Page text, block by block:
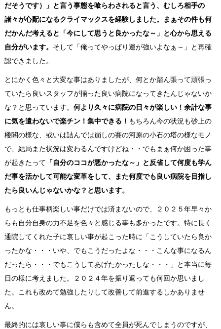
だそうです）」と言う事態を喰らわされると言う、むしろ相手の
諸々が心配になるクライマックスを経験しました。まぁその件も何
だかんだ考えると「今にして思うと良かったな～」と心から思える
自分がいます。 そして「俺ってやっぱり運が強いよなぁ～」と再確
認できました。
とにかく色々と大変な事はありましたが、何とか踏ん張って頑張っ
ていたら良いスタッフが揃った良い病院になってきたんじゃないか
な？と思っています。 何より久々に病院の日々が楽しい！余計な事
に気を遣わないで楽チン！集中できる！ もちろん今の状況も砂上の
楼閣の様な、或いは詰んでは崩しの賽の河原の小石の塔の様なモノ
で、結局また状況は変わるんですけどね・・でもまぁ何か困った事
が起きたって 「自分のココが悪かったな～」と反省して何度も学ん
だ事を活かして可能な変革をして、また何度でも良い病院を目指し
たら良いんじゃないかな？と思います。
もっとも仕事柄楽しい事だけでは済まないので、２０２５年早々か
らも自分自身の力不足を色々と感じる事も多かったです。特に長く
通院してくれた子に哀しい事が起こった時に「こうしていたら良か
ったかな・・・いや、でもこうだったよな・・・こんな事になるん
だったら・・・でもこうしてあげたかったしな・・・」と本当に毎
日の様に考えました。２０２４年を振り返っても何回か思いまし
た。これも改めて勉強したりして改善して前進するしかありませ
ん。
最終的には哀しい事に僕らも含めて全員が死んでしまうのですが、